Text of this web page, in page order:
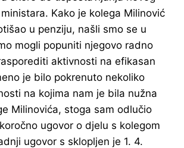
Kako je kolega Milinović
u penziju, našli smo se u
mogli popuniti njegovo radno
aktivnosti na efikasan
je bilo pokrenuto nekoliko
na kojima nam je bila nužna
Milinovića, stoga sam odlučio
ugovor o djelu s kolegom
ugovor s sklopljen je 1. 4.